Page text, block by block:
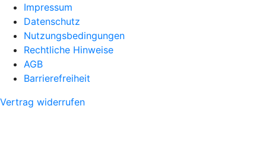
Impressum
Datenschutz
Nutzungsbedingungen
Rechtliche Hinweise
AGB
Barrierefreiheit
Vertrag widerrufen